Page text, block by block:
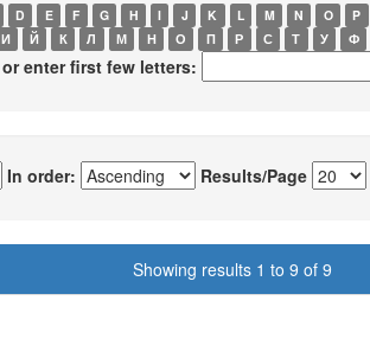
D E F G H I J K L M N O P
И Й К Л М Н О П Р С Т У Ф
or enter first few letters:
In order: Results/Page
Showing results 1 to 9 of 9